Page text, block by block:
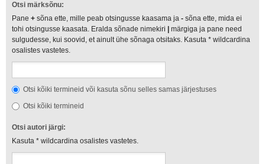
Otsi märksõnu:
Pane + sõna ette, mille peab otsingusse kaasama ja - sõna ette, mida ei
tohi otsingusse kaasata. Eralda sõnade nimekiri
märgiga ja pane need
sulgudesse, kui soovid, et ainult ühe sõnaga otsitaks. Kasuta * wildcardina
osalistes vastetes.
Otsi kõiki termineid või kasuta sõnu selles samas järjestuses
Otsi kõiki termineid
Otsi autori järgi:
Kasuta * wildcardina osalistes vastetes.